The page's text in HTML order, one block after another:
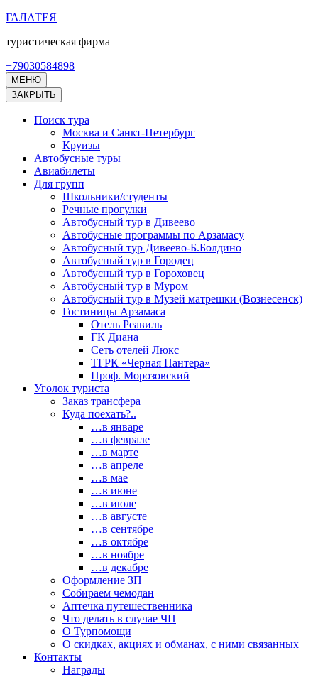
Перейти
содержимому
Enter)
ГАЛАТЕЯ
туристическая фирма
+79030584898
МЕНЮ
ЗАКРЫТЬ
Поиск тура
Москва и Санкт-Петербург
Круизы
Автобусные туры
Авиабилеты
Для групп
Школьники/студенты
Речные прогулки
Автобусный тур в Дивеево
Автобусные программы по Арзамасу
Автобусный тур Дивеево-Б.Болдино
Автобусный тур в Городец
Автобусный тур в Гороховец
Автобусный тур в Муром
Автобусный тур в Музей матрешки (Вознесенск)
Гостиницы Арзамаса
Отель Реавиль
ГК Диана
Сеть отелей Люкс
ТГРК «Черная Пантера»
Проф. Морозовский
Уголок туриста
Заказ трансфера
Куда поехать?..
…в январе
…в феврале
…в марте
…в апреле
…в мае
…в июне
…в июле
…в августе
…в сентябре
…в октябре
…в ноябре
…в декабре
Оформление ЗП
Собираем чемодан
Аптечка путешественника
Что делать в случае ЧП
О Турпомощи
О скидках, акциях и обманах, с ними связанных
Контакты
Награды